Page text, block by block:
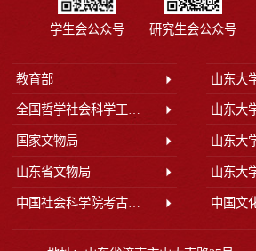
学生会公众号 研究生会公众号
教育部 山东大
全国哲学社会科学工作办公室
国家文物局 山东大
山东省文物局 山东大
中国社会科学院考古研究所 中国文